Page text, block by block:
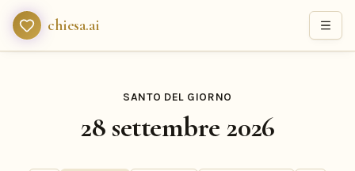
chiesa.ai
SANTO DEL GIORNO
28 settembre 2026